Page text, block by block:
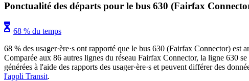
Ponctualité des départs pour le bus 630 (Fairfax
68 % du temps
68 % des usager·ère·s ont rapporté que le bus 630 (Fairfax Connector)
Comparée aux 86 autres lignes du réseau Fairfax Connector, la ligne 630
générées à l'aide des rapports des usager·ère·s et peuvent différer des
l'appli Transit.